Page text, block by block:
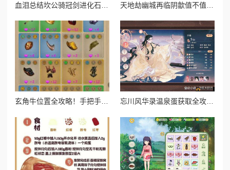
玄角牛位置全攻略！手把手带你速刷山海奇珍宝图 忘川风华录温泉蛋获取全攻略！这5种方式让你暴击收藏季必备！